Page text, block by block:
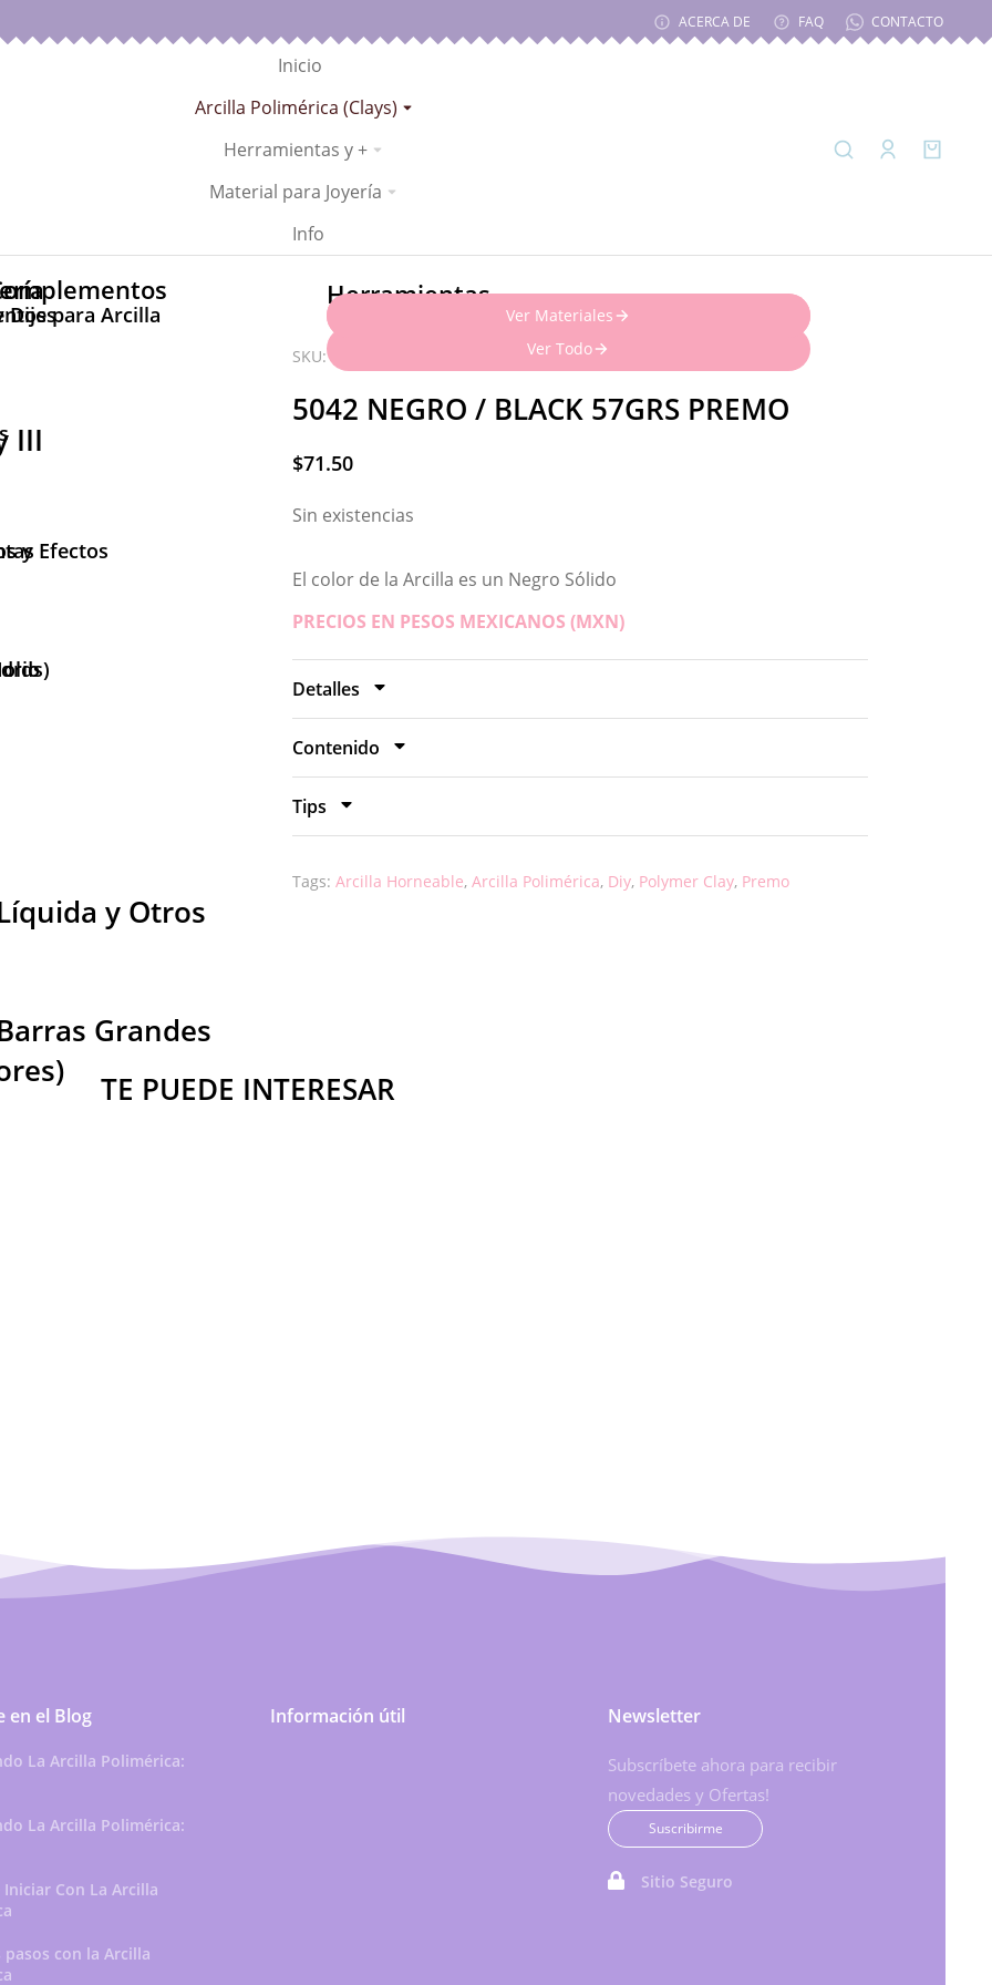
ACERCA DE FAQ CONTACTO
Inicio
Arcilla Polimérica (Clays)
III
y Otros
Grandes
Nuevas Arcillas
Herramientas y +
para Arcilla
Herramientas
Ver Todo
Material para Joyería
Dijes
y Efectos
Ver Materiales
Info
SKU: PE02 5042
5042 NEGRO / BLACK 57GRS PREMO
$71.50
Sin existencias
El color de la Arcilla es un Negro Sólido
PRECIOS EN PESOS MEXICANOS (MXN)
Detalles
Contenido
Tips
Tags: Arcilla Horneable, Arcilla Polimérica, Diy, Polymer Clay, Premo
TE PUEDE INTERESAR
en el Blog
La Arcilla Polimérica:
La Arcilla Polimérica:
Iniciar Con La Arcilla
pasos con la Arcilla
Información útil Newsletter
Subscríbete ahora para recibir
novedades y Ofertas!
Suscribirme
Sitio Seguro